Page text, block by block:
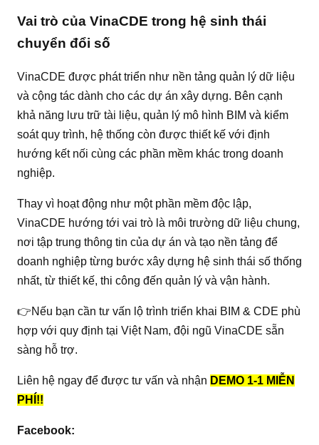
Vai trò của VinaCDE trong hệ sinh thái
chuyển đổi số
VinaCDE được phát triển như nền tảng quản lý dữ liệu
và cộng tác dành cho các dự án xây dựng. Bên cạnh
khả năng lưu trữ tài liệu, quản lý mô hình BIM và kiểm
soát quy trình, hệ thống còn được thiết kế với định
hướng kết nối cùng các phần mềm khác trong doanh
nghiệp.
Thay vì hoạt động như một phần mềm độc lập,
VinaCDE hướng tới vai trò là môi trường dữ liệu chung,
nơi tập trung thông tin của dự án và tạo nền tảng để
doanh nghiệp từng bước xây dựng hệ sinh thái số thống
nhất, từ thiết kế, thi công đến quản lý và vận hành.
👉Nếu bạn cần tư vấn lộ trình triển khai BIM & CDE phù
hợp với quy định tại Việt Nam, đội ngũ VinaCDE sẵn
sàng hỗ trợ.
Liên hệ ngay để được tư vấn và nhận DEMO 1-1 MIỄN
PHÍ!!
Facebook: